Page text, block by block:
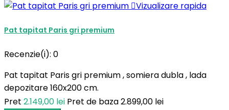
Vizualizare rapida
Pat tapitat Paris gri premium
Recenzie(i): 0
Pat tapitat Paris gri premium , somiera dubla , lada
depozitare 160x200 cm.
Pret 2.149,00 lei Pret de baza2.899,00 lei